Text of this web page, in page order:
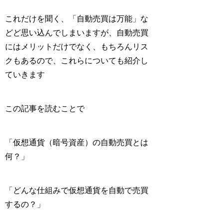
これだけを聞く、「自動売買は万能」な
どど思い込んでしまいますが、自動売買
にはメリットだけでなく、もちろんリス
クもあるので、これらについても紹介し
ていきます
この記事を読むことで
「仮想通貨（暗号資産）の自動売買とは
何？」
「どんな仕組みで仮想通貨を自動で売買
するの？」